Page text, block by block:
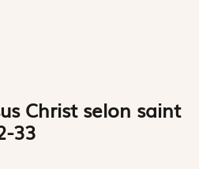
Christ selon saint
33